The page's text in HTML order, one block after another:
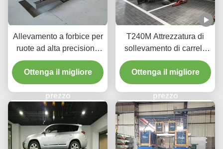
Allevamento a forbice per
ruote ad alta precisione
T400D 4000 kg Capacità
per laboratori
Ottenga il migliore
prezzo
T240M Attrezzatura di
sollevamento di carrelli
con due pali a grondaia
con tecnologia avanzata
di sollevamento
Ottenga il migliore
prezzo